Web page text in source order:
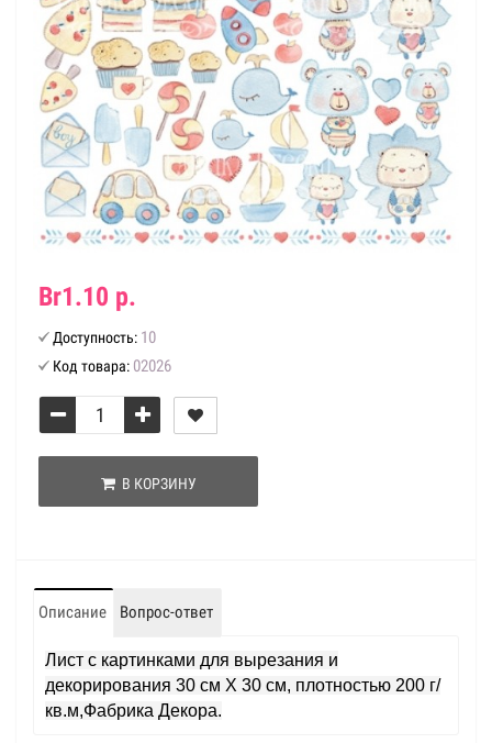
Br1.10 р.
Доступность: 10
Код товара: 02026
В КОРЗИНУ
Описание Вопрос-ответ
Лист с картинками для вырезания и
декорирования 30 см Х 30 см, плотностью 200 г/
кв.м,Фабрика Декора.